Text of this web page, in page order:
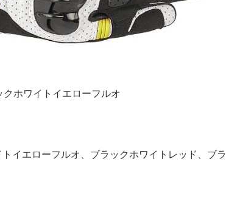
クホワイトイエローフルオ
トイエローフルオ、ブラックホワイトレッド、ブラ